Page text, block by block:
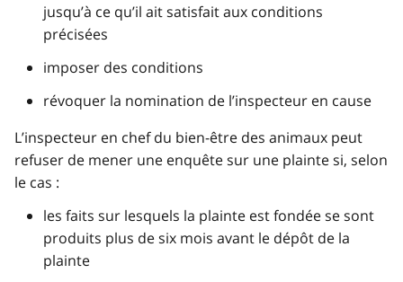
jusqu’à ce qu’il ait satisfait aux conditions
précisées
imposer des conditions
révoquer la nomination de l’inspecteur en cause
L’inspecteur en chef du bien-être des animaux peut
refuser de mener une enquête sur une plainte si, selon
le cas :
les faits sur lesquels la plainte est fondée se sont
produits plus de six mois avant le dépôt de la
plainte